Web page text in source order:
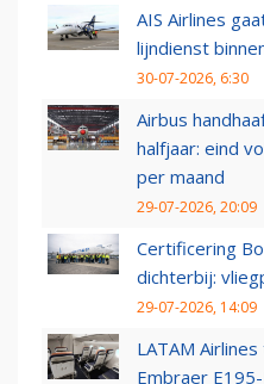
AIS Airlines
lijndienst
30-07-2026, 6:30
Airbus
halfjaar: eind
per maand
29-07-2026, 20:09
Certificering
dichterbij:
29-07-2026, 14:09
LATAM
Embraer